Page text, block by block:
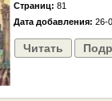
Страниц: 81
Дата добавления: 26-
Читать